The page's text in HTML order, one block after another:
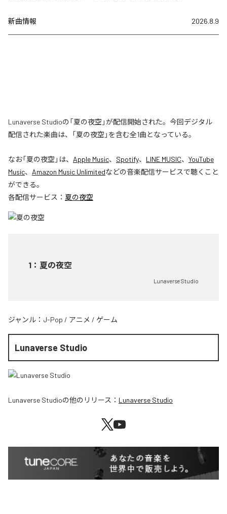
新曲情報 2026.8.9
Lunaverse Studioの「夏の夜空」が配信開始された。今回デジタル
配信された楽曲は、「夏の夜空」を含む全1曲となっている。
なお「夏の夜空 」は、 Apple Music、 Spotify、 LINE MUSIC、 YouTube
Music、 Amazon Music Unlimitedなどの音楽配信サービスで聴くこと
ができる。
各配信サービス： 夏の夜空
1 ： 夏の夜空
Lunaverse Studio
ジャンル： J-Pop / アニメ / ゲーム
Lunaverse Studio
Lunaverse Studioの他のリリース： Lunaverse Studio